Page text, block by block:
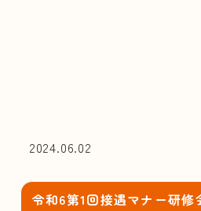
2024.06.02
令和6第1回接遇マナー研修